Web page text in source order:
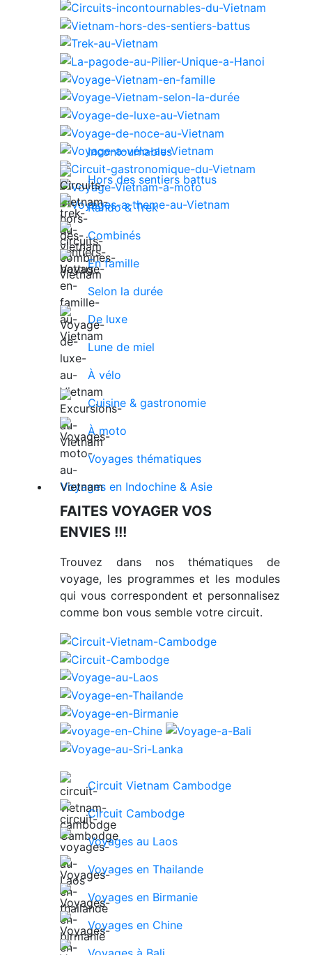
Incontournables
Hors des sentiers battus
Rando & Trek
Combinés
En famille
Selon la durée
De luxe
Lune de miel
À vélo
Cuisine & gastronomie
À moto
Voyages thématiques
Voyages en Indochine & Asie
FAITES VOYAGER VOS
ENVIES !!!
Trouvez dans nos thématiques de
voyage, les programmes et les modules
qui vous correspondent et personnalisez
comme bon vous semble votre circuit.
Circuit Vietnam Cambodge
Circuit Cambodge
Voyages au Laos
Voyages en Thailande
Voyages en Birmanie
Voyages en Chine